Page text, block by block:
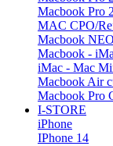
Macbook Pro
MAC CPO/
Macbook
Macbook -
iMac - Mac
Macbook Air
Macbook Pro
I-STORE
iPhone
IPhone 14